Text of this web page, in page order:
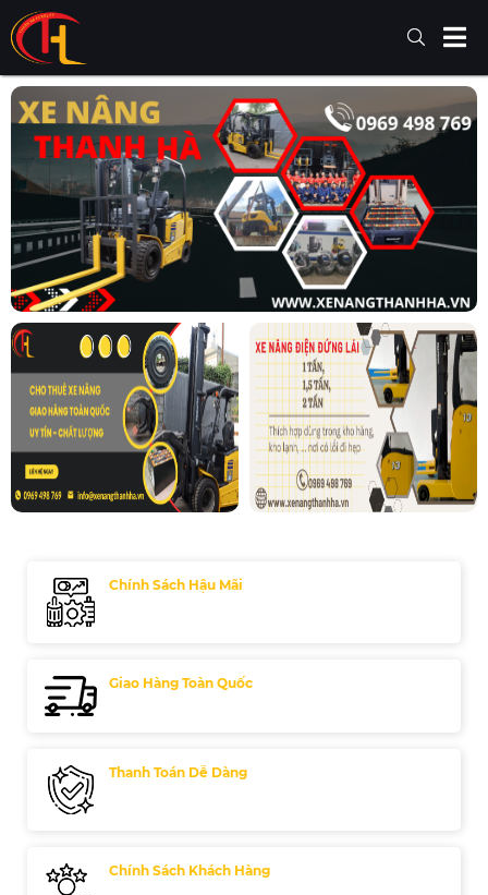
Chính Sách Hậu Mãi
Giao Hàng Toàn Quốc
Thanh Toán Dễ Dàng
Chính Sách Khách Hàng